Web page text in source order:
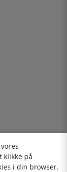
klikke på
i din browser.